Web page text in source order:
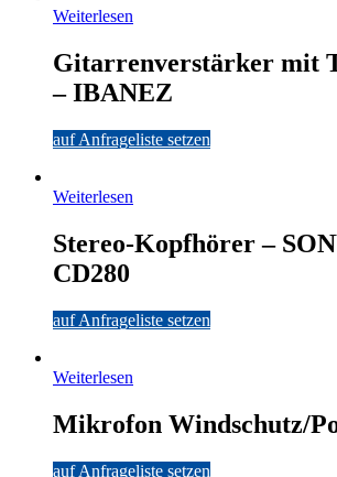
Weiterlesen
Gitarrenverstärker mit
– IBANEZ
auf Anfrageliste setzen
Weiterlesen
Stereo-Kopfhörer –
CD280
auf Anfrageliste setzen
Weiterlesen
Mikrofon Windschutz/
auf Anfrageliste setzen